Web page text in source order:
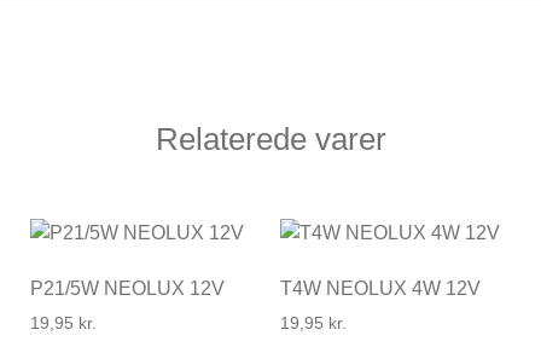
Relaterede varer
P21/5W NEOLUX 12V
19,95 kr.
T4W NEOLUX 4W 12V
19,95 kr.